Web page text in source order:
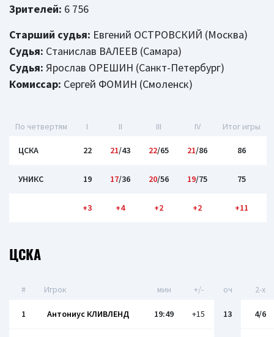
Зрителей: 6 756
Старший судья: Евгений ОСТРОВСКИЙ (Москва)
Судья: Станислав ВАЛЕЕВ (Самара)
Судья: Ярослав ОРЕШИН (Санкт-Петербург)
Комиссар: Сергей ФОМИН (Смоленск)
По четвертям I II III IV Итог игры
ЦСКА 22 21/43 22/65 21/86 86
УНИКС 19 17/36 20/56 19/75 75
+3 +4 +2 +2 +11
ЦСКА
# Игрок мин +/- оч 2-x
1 Антониус КЛИВЛЕНД 19:49 +15 13 4/6